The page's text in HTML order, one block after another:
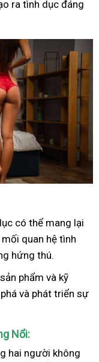
ra tình dục đáng
có thể mang lại
quan hệ tình
hứng thú.
phẩm và kỹ
và phát triển sự
Nổi:
hai người không